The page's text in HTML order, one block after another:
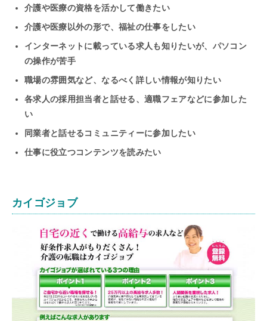
介護や医療の資格を活かして働きたい
介護や医療以外の形で、福祉の仕事をしたい
インターネットに載っている求人も知りたいが、パソコン
の操作が苦手
職場の雰囲気など、なるべく詳しい情報が知りたい
各求人の採用担当者と話せる、適職フェアなどに参加した
い
同業者と話せるコミュニティーに参加したい
仕事に役立つコンテンツを読みたい
カイゴジョブ